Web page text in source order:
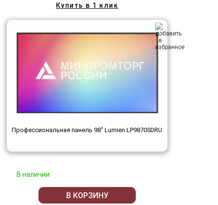
Купить в 1 клик
Профессиональная панель 98" Lumien LP9870SDRU
В наличии
В КОРЗИНУ